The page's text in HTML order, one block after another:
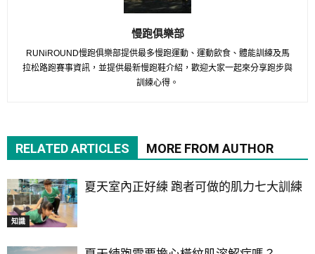
慢跑俱樂部
RUNiROUND慢跑俱樂部提供最多慢跑運動、運動飲食、體能訓練及馬
拉松路跑賽事資訊，並提供最新慢跑鞋介紹，歡迎大家一起來分享跑步與
訓練心得。
RELATED ARTICLES MORE FROM AUTHOR
知識
夏天室內正好練 跑者可做的肌力七大訓練